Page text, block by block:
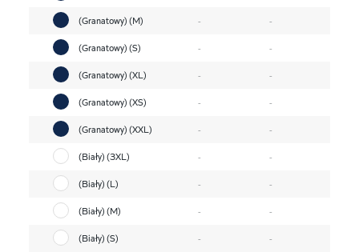
(Granatowy) (M)
-
-
(Granatowy) (S)
-
-
(Granatowy) (XL)
-
-
(Granatowy) (XS)
-
-
(Granatowy) (XXL)
-
-
(Biały) (3XL)
-
-
(Biały) (L)
-
-
(Biały) (M)
-
-
(Biały) (S)
-
-